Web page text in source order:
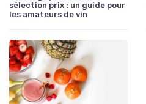
sélection prix : un guide pour
les amateurs de vin